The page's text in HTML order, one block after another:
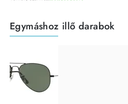
Egymáshoz illő darabok